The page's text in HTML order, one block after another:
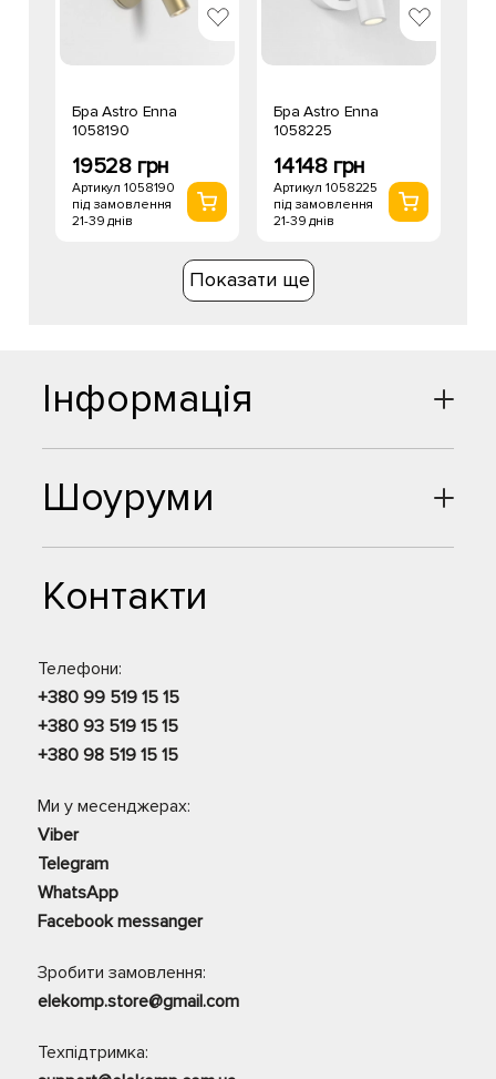
Бра Astro Enna
1058190
19528 грн
Артикул 1058190
під замовлення
21-39 днів
Бра Astro Enna
1058225
14148 грн
Артикул 1058225
під замовлення
21-39 днів
Показати ще
Шоуруми
Контакти
Телефони:
+380 99 519 15 15
+380 93 519 15 15
+380 98 519 15 15
Ми у месенджерах:
Viber
Telegram
WhatsApp
Facebook messanger
Зробити замовлення:
elekomp.store@gmail.com
Техпідтримка:
Інформація